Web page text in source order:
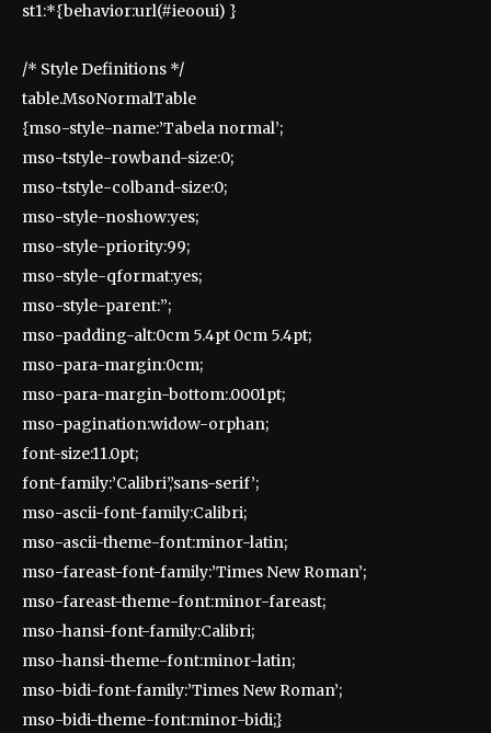
st1:*{behavior:url(#ieooui) }
/* Style Definitions */
table.MsoNormalTable
{mso-style-name:’Tabela normal’;
mso-tstyle-rowband-size:0;
mso-tstyle-colband-size:0;
mso-style-noshow:yes;
mso-style-priority:99;
mso-style-qformat:yes;
mso-style-parent:”;
mso-padding-alt:0cm 5.4pt 0cm 5.4pt;
mso-para-margin:0cm;
mso-para-margin-bottom:.0001pt;
mso-pagination:widow-orphan;
font-size:11.0pt;
font-family:’Calibri’,’sans-serif’;
mso-ascii-font-family:Calibri;
mso-ascii-theme-font:minor-latin;
mso-fareast-font-family:’Times New Roman’;
mso-fareast-theme-font:minor-fareast;
mso-hansi-font-family:Calibri;
mso-hansi-theme-font:minor-latin;
mso-bidi-font-family:’Times New Roman’;
mso-bidi-theme-font:minor-bidi;}